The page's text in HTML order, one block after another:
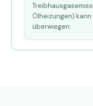
Ölheizungen)
überwiegen.